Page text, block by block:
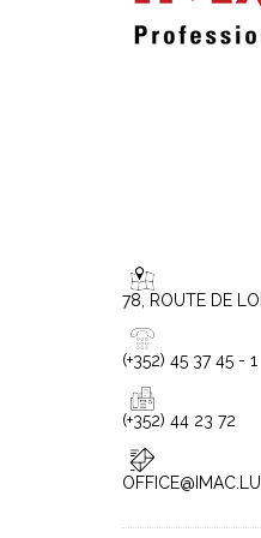
78, ROUTE DE
(+352) 45 37 45 - 1
(+352) 44 23 72
OFFICE@IMAC.LU